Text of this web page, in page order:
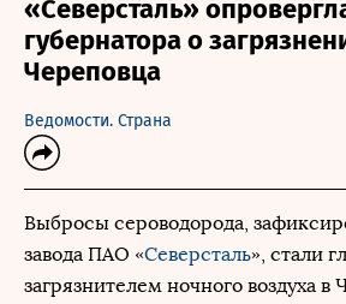
«Северсталь»
губернатора о
Череповца
Ведомости. Страна
Выбросы сероводорода,
завода ПАО «Северсталь», стали
загрязнителем ночного воздуха в